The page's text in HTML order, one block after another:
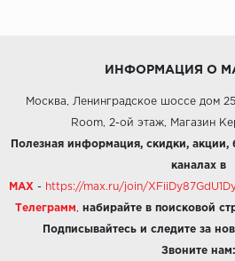
ИНФОРМАЦИЯ О
Москва, Ленинградское шоссе дом
Room, 2-ой этаж, Магазин
Полезная информация, скидки,
каналах в
MAX - https://max.ru/join/
Телеграмм набирайте в поисковой
Подписывайтесь и следите за
Звоните нам: